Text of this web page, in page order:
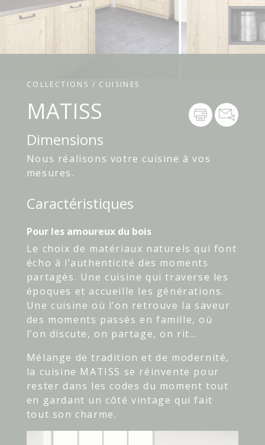
COLLECTIONS / CUISINES
MATISS
Dimensions
Nous réalisons votre cuisine à vos
mesures.
Caractéristiques
Pour les amoureux du bois
Le choix de matériaux naturels qui font
écho à l’authenticité des moments
partagés. Une cuisine qui traverse les
époques et accueille les générations.
Une cuisine où l’on retrouve la saveur
des moments passés en famille, où
l’on discute, on partage, on rit…
Mélange de tradition et de modernité,
la cuisine MATISS se réinvente pour
rester dans les codes du moment tout
en gardant un côté vintage qui fait
tout son charme.